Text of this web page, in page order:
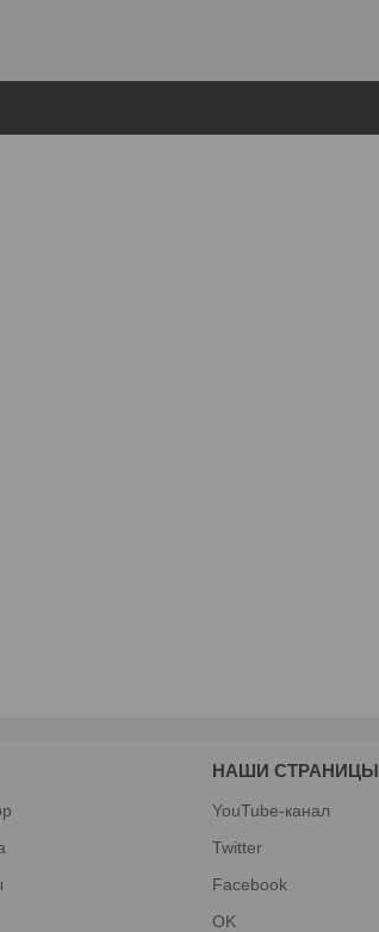
НАШИ СТРАНИЦЫ
YouTube-канал
Twitter
Facebook
OK